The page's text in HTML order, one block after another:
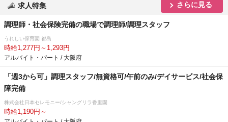
求人特集 さらに見る
調理師・社会保険完備の職場で調理師/調理スタッフ
うれしい保育園 都島
時給1,277円～1,293円
アルバイト・パート / 大阪府
「週3から可」調理スタッフ/無資格可/午前のみ/デイサービス/社会保
障完備
株式会社日本セレモニー/シャングリラ香里園
時給1,190円～